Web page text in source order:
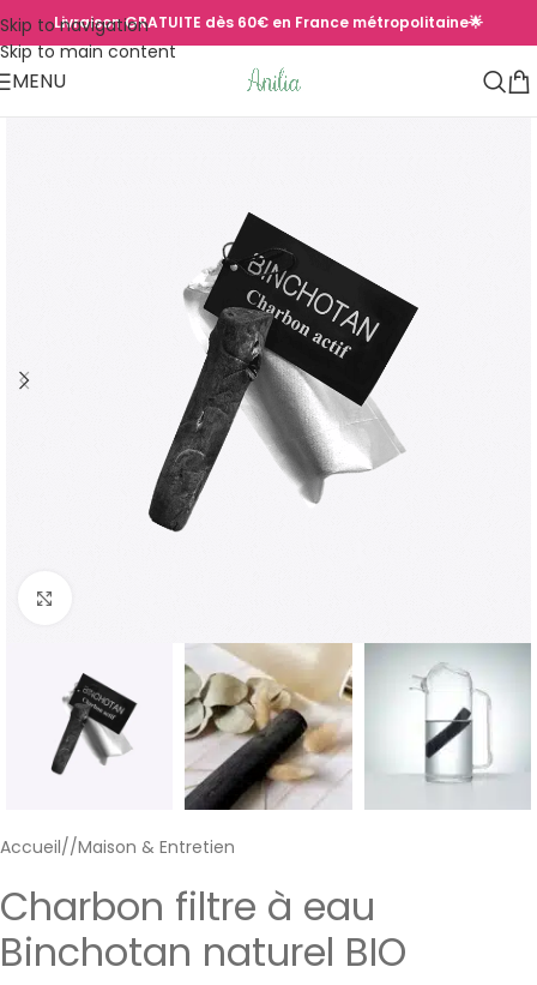
Skip to navigation
Skip to main content
Livraison GRATUITE dès 60€ en France métropolitaine🌟
MENU
Accueil/ Maison & Entretien
Charbon filtre à eau
Binchotan naturel BIO